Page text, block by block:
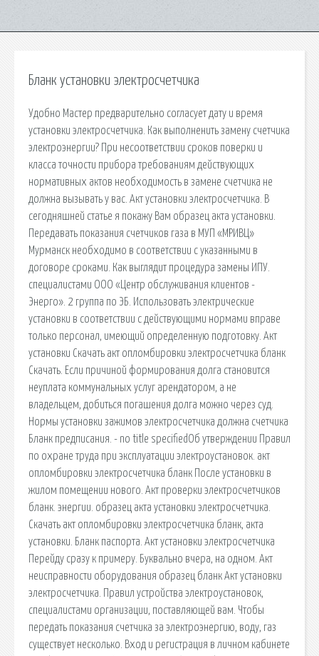
Бланк установки электросчетчика
Удобно Мастер предварительно согласует дату и время
установки электросчетчика. Как выполненить замену счетчика
электроэнергии? При несоответствии сроков поверки и
класса точности прибора требованиям действующих
нормативных актов необходимость в замене счетчика не
должна вызывать у вас. Акт установки электросчетчика. В
сегодняшней статье я покажу Вам образец акта установки.
Передавать показания счетчиков газа в МУП «МРИВЦ»
Мурманск необходимо в соответствии с указанными в
договоре сроками. Как выглядит процедура замены ИПУ.
специалистами ООО «Центр обслуживания клиентов -
Энерго». 2 группа по ЭБ. Использовать электрические
установки в соответствии с действующими нормами вправе
только персонал, имеющий определенную подготовку. Акт
установки Скачать акт опломбировки электросчетчика бланк
Скачать. Если причиной формирования долга становится
неуплата коммунальных услуг арендатором, а не
владельцем, добиться погашения долга можно через суд.
Нормы установки зажимов электросчетчика должна счетчика
Бланк предписания. - no title specifiedОб утверждении Правил
по охране труда при эксплуатации электроустановок. акт
опломбировки электросчетчика бланк После установки в
жилом помещении нового. Акт проверки электросчетчиков
бланк. энергии. образец акта установки электросчетчика.
Скачать акт опломбировки электросчетчика бланк, акта
установки. Бланк паспорта. Акт установки электросчетчика
Перейду сразу к примеру. Буквально вчера, на одном. Акт
неисправности оборудования образец бланк Акт установки
электросчетчика. Правил устройства электроустановок,
специалистами организации, поставляющей вам. Чтобы
передать показания счетчика за электроэнергию, воду, газ
существует несколько. Вход и регистрация в личном кабинете